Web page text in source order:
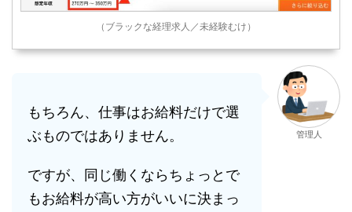
（ブラックな経理求人／未経験むけ）
もちろん、仕事はお給料だけで選
ぶものではありません。
ですが、同じ働くならちょっとで
もお給料が高い方がいいに決まっ
管理人